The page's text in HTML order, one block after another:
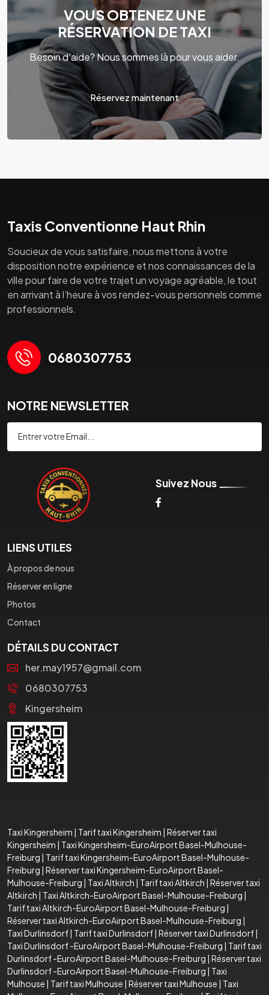
VOUS OBTENEZ UNE
RÉSERVATION DE TAXI
Besoin d'aide? Nous sommes là pour vous aider.
Réservez maintenant
Taxis Conventionne Haut Rhin
Soucieux de vous satisfaire, nous mettons à votre
disposition notre expérience et nos connaissances de la
ville pour faire de votre trajet un voyage agréable, le tout
en arrivant à l’heure à vos rendez-vous personnels comme
professionnels.
0680307753
NOTRE NEWSLETTER
Suivez Nous
LIENS UTILES
À propos de nous
Réserver en ligne
Photos
Contact
DÉTAILS DU CONTACT
her.may1957@gmail.com
0680307753
Kingersheim
Taxi Kingersheim | Tarif taxi Kingersheim | Réserver taxi
Kingersheim | Taxi Kingersheim-EuroAirport Basel-Mulhouse-
Freiburg | Tarif taxi Kingersheim-EuroAirport Basel-Mulhouse-
Freiburg | Réserver taxi Kingersheim-EuroAirport Basel-
Mulhouse-Freiburg | Taxi Altkirch | Tarif taxi Altkirch | Réserver taxi
Altkirch | Taxi Altkirch-EuroAirport Basel-Mulhouse-Freiburg |
Tarif taxi Altkirch-EuroAirport Basel-Mulhouse-Freiburg |
Réserver taxi Altkirch-EuroAirport Basel-Mulhouse-Freiburg |
Taxi Durlinsdorf| Tarif taxi Durlinsdorf| Réserver taxi Durlinsdorf|
Taxi Durlinsdorf -EuroAirport Basel-Mulhouse-Freiburg | Tarif taxi
Durlinsdorf -EuroAirport Basel-Mulhouse-Freiburg | Réserver taxi
Durlinsdorf -EuroAirport Basel-Mulhouse-Freiburg | Taxi
Mulhouse | Tarif taxi Mulhouse | Réserver taxi Mulhouse | Taxi